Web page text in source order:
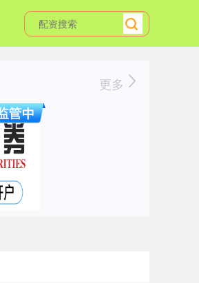
更多